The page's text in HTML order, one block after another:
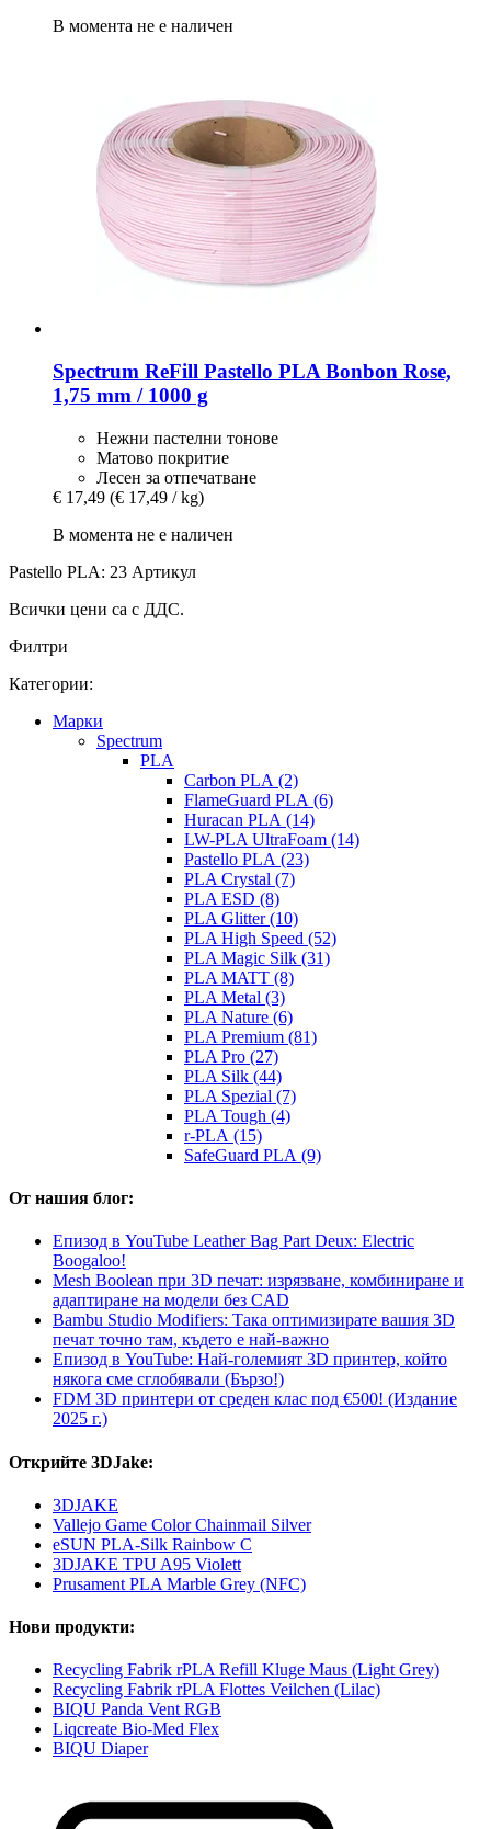
В момента не е наличен
Spectrum ReFill Pastello PLA Bonbon Rose,
1,75 mm / 1000 g
Нежни пастелни тонове
Матово покритие
Лесен за отпечатване
€ 17,49 (€ 17,49 / kg)
В момента не е наличен
Pastello PLA: 23 Артикул
Всички цени са с ДДС.
Филтри
Категории:
Mарки
Spectrum
PLA
Carbon PLA (2)
FlameGuard PLA (6)
Huracan PLA (14)
LW-PLA UltraFoam (14)
Pastello PLA (23)
PLA Crystal (7)
PLA ESD (8)
PLA Glitter (10)
PLA High Speed (52)
PLA Magic Silk (31)
PLA MATT (8)
PLA Metal (3)
PLA Nature (6)
PLA Premium (81)
PLA Pro (27)
PLA Silk (44)
PLA Spezial (7)
PLA Tough (4)
r-PLA (15)
SafeGuard PLA (9)
От нашия блог:
Епизод в YouTube Leather Bag Part Deux: Electric
Boogaloo!
Mesh Boolean при 3D печат: изрязване, комбиниране и
адаптиране на модели без CAD
Bambu Studio Modifiers: Така оптимизирате вашия 3D
печат точно там, където е най-важно
Епизод в YouTube: Най-големият 3D принтер, който
някога сме сглобявали (Бързо!)
FDM 3D принтери от среден клас под €500! (Издание
2025 г.)
Открийте 3DJake:
3DJAKE
Vallejo Game Color Chainmail Silver
eSUN PLA-Silk Rainbow C
3DJAKE TPU A95 Violett
Prusament PLA Marble Grey (NFC)
Нови продукти:
Recycling Fabrik rPLA Refill Kluge Maus (Light Grey)
Recycling Fabrik rPLA Flottes Veilchen (Lilac)
BIQU Panda Vent RGB
Liqcreate Bio-Med Flex
BIQU Diaper